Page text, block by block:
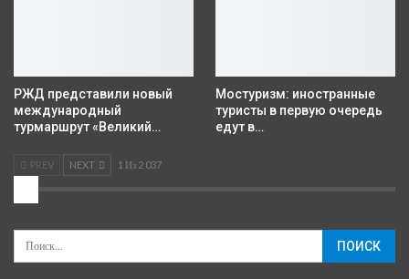
РЖД представили новый
международный
турмаршрут «Великий…
Мостуризм: иностранные
туристы в первую очередь
едут в…
PREV NEXT 1 Из 2 037